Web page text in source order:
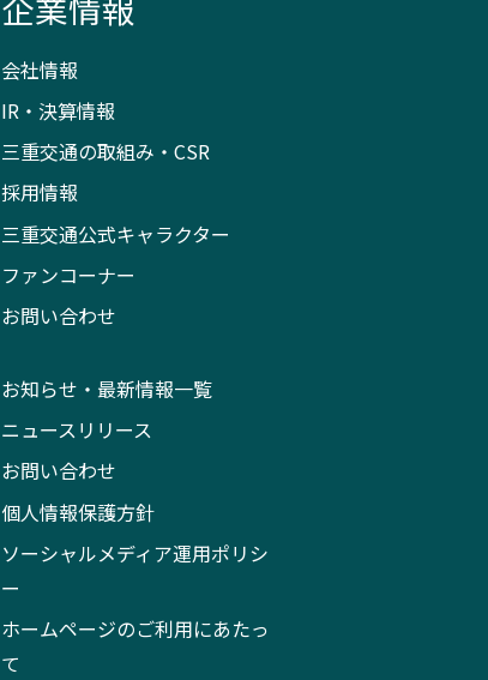
会社情報
IR・決算情報
三重交通の取組み・CSR
採用情報
三重交通公式キャラクター
ファンコーナー
お問い合わせ
お知らせ・最新情報一覧
ニュースリリース
お問い合わせ
個人情報保護方針
ソーシャルメディア運用ポリシ
ー
ホームページのご利用にあたっ
て